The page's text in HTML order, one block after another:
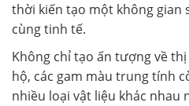
thời kiến tạo một không gian
cùng tinh tế.
Không chỉ tạo ấn tượng về
hộ, các gam màu trung tính
nhiều loại vật liệu khác nhau